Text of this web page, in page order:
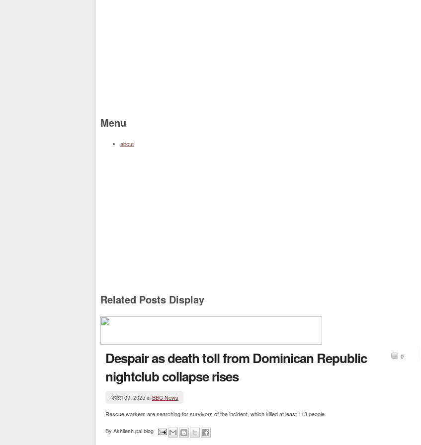
Menu
about
Related Posts Display
Despair as death toll from Dominican Republic
nightclub collapse rises
0
अप्रैल 09, 2025 inBBC News
Rescue workers are searching for survivors of the incident, which killed at least 113 people.
By Akhilesh pal blog